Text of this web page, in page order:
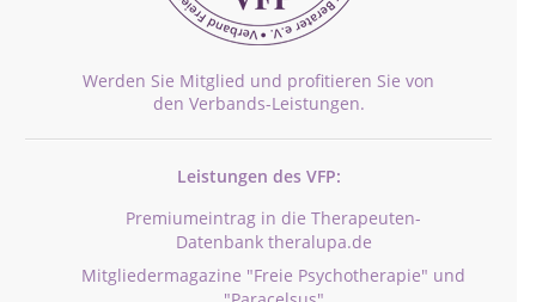
Werden Sie Mitglied und profitieren Sie von
den Verbands-Leistungen.
Leistungen des VFP:
Premiumeintrag in die Therapeuten-
Datenbank theralupa.de
Mitgliedermagazine "Freie Psychotherapie" und